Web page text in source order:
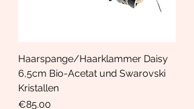
Haarspange/Haarklammer Daisy
6,5cm Bio-Acetat und Swarovski
Kristallen
Price
€85.00